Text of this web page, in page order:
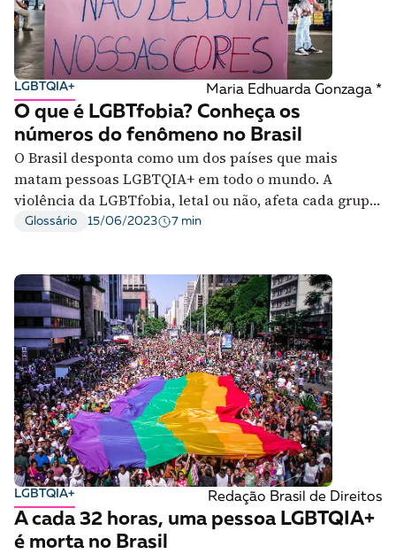
LGBTQIA+ Maria Edhuarda Gonzaga *
O que é LGBTfobia? Conheça os
números do fenômeno no Brasil
O Brasil desponta como um dos países que mais
matam pessoas LGBTQIA+ em todo o mundo. A
violência da LGBTfobia, letal ou não, afeta cada grupo
representado na sigla
Glossário 15/06/2023 7 min
LGBTQIA+ Redação Brasil de Direitos
A cada 32 horas, uma pessoa LGBTQIA+
é morta no Brasil